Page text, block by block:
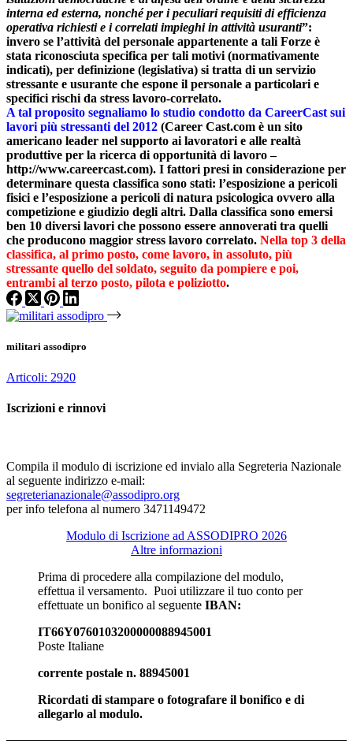
interna ed esterna, nonché per i peculiari requisiti di efficienza
operativa richiesti e i correlati impieghi in attività usuranti”:
invero se l’attività del personale appartenente a tali Forze è
stata riconosciuta specifica per tali motivi (normativamente
indicati), per definizione (legislativa) si tratta di un servizio
stressante e usurante che espone il personale a particolari e
specifici rischi da stress lavoro-correlato.
A tal proposito segnaliamo lo studio condotto da CareerCast sui
lavori più stressanti del 2012 (Career Cast.com è un sito
americano leader nel supporto ai lavoratori e alle realtà
produttive per la ricerca di opportunità di lavoro –
http://www.careercast.com). I fattori presi in considerazione per
determinare questa classifica sono stati: l’esposizione a pericoli
fisici e l’esposizione a pericoli di natura psicologica ovvero alla
competizione e giudizio degli altri. Dalla classifica sono emersi
ben 10 diversi lavori che possono essere annoverati tra quelli
che producono maggior stress lavoro correlato. Nella top 3 della
classifica, al primo posto, come lavoro, in assoluto, più
stressante quello del soldato, seguito da pompiere e poi,
entrambi al terzo posto, pilota e poliziotto.
militari assodipro
Articoli: 2920
Iscrizioni e rinnovi
Compila il modulo di iscrizione ed invialo alla Segreteria Nazionale
al seguente indirizzo e-mail:
segreterianazionale@assodipro.org
per info telefona al numero 3471149472
Modulo di Iscrizione ad ASSODIPRO 2026
Altre informazioni
Prima di procedere alla compilazione del modulo,
effettua il versamento. Puoi utilizzare il tuo conto per
effettuate un bonifico al seguente IBAN:
IT66Y0760103200000088945001
Poste Italiane
corrente postale n. 88945001
Ricordati di stampare o fotografare il bonifico e di
allegarlo al modulo.